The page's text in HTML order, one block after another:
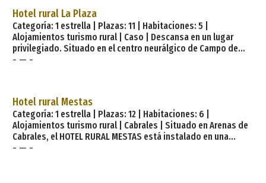
situación privilegiada es un mirador sobre la villa y vega del
Sella, siempre respetando la arquitectura
Hotel rural La Plaza
Categoría: 1 estrella | Plazas: 11 | Habitaciones: 5 |
Alojamientos turismo rural | Caso | Descansa en un lugar
privilegiado. Situado en el centro neurálgico de Campo de
Caso, capital del concejo, en pleno corazón del Parque
este paraje, es el Centro de Interpretacion de la Naturaleza, a
escasos 150 m. del hotel. La piscina municipal, se encuentra
tambi
- — -
Hotel rural Mestas
Categoría: 1 estrella | Plazas: 12 | Habitaciones: 6 |
Alojamientos turismo rural | Cabrales | Situado en Arenas de
Cabrales, el HOTEL RURAL MESTAS está instalado en una
antigua casona, totalmente rehabilitada, para que disfrutes
- — -